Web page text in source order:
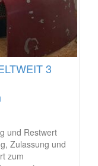
3
und Restwert
Zulassung und
zum